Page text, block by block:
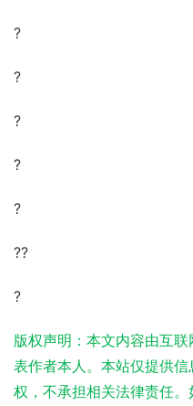
?
?
?
?
?
??
?
版权声明：本文内容由互
表作者本人。本站仅提供
权，不承担相关法律责任